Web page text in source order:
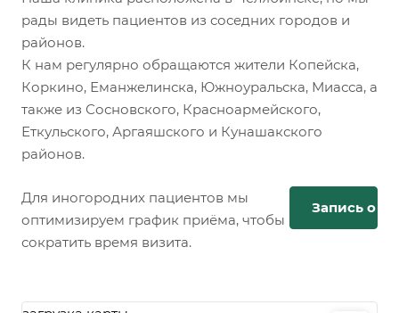
рады видеть пациентов из соседних городов и
районов.
К нам регулярно обращаются жители Копейска,
Коркино, Еманжелинска, Южноуральска, Миасса, а
также из Сосновского, Красноармейского,
Еткульского, Аргаяшского и Кунашакского
районов.
Для иногородних пациентов мы
оптимизируем график приёма, чтобы
сократить время визита.
Запись